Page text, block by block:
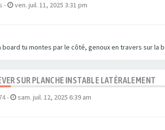
- ven. juil. 11, 2025 3:31 pm
board tu montes par le côté, genoux en travers sur la
SUR PLANCHE INSTABLE LATÉRALEMENT
- sam. juil. 12, 2025 6:39 am